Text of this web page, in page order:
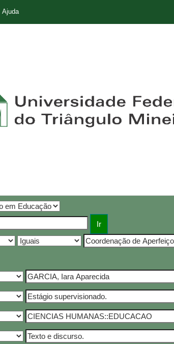
Ajuda